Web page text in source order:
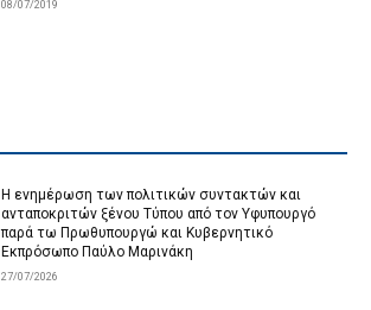
08/07/2019
Η ενημέρωση των πολιτικών συντακτών και
ανταποκριτών ξένου Τύπου από τον Υφυπουργό
παρά τω Πρωθυπουργώ και Κυβερνητικό
Εκπρόσωπο Παύλο Μαρινάκη
27/07/2026